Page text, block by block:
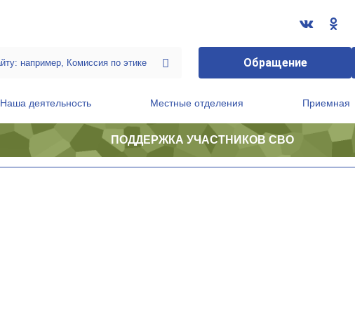
Обращение
Наша деятельность Местные отделения Приемная
ПОДДЕРЖКА УЧАСТНИКОВ СВО